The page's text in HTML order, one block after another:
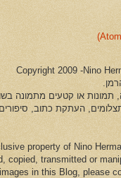
תמונות או קטעים מתמונה
העתקת כתוב,
property of Nino
copied, transmitted or
in this Blog, please